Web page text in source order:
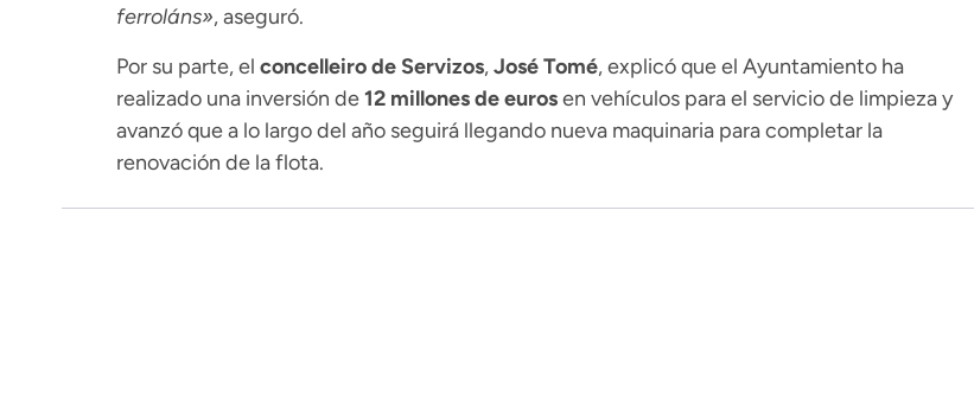
ferroláns», aseguró.
Por su parte, el concelleiro de Servizos,José Tomé, explicó que el Ayuntamiento ha
realizado una inversión de12 millones de eurosen vehículos para el servicio de limpieza y
avanzó que a lo largo del año seguirá llegando nueva maquinaria para completar la
renovación de la flota.